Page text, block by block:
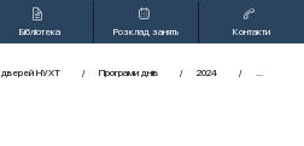
Бібліотека Розклад занять Контакти
дверей НУХТ Програми днів 2024